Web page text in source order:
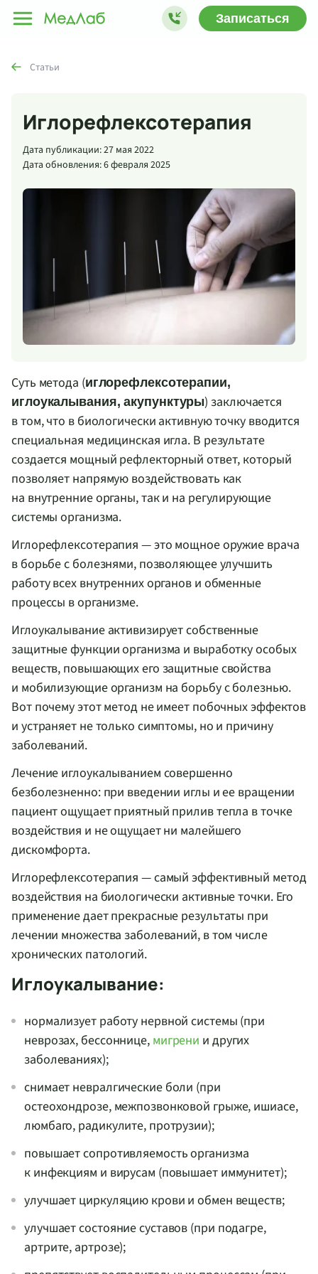
Записаться
Статьи
Иглорефлексотерапия
Дата публикации: 27 мая 2022
Дата обновления: 6 февраля 2025
Суть метода (иглорефлексотерапии,
иглоукалывания, акупунктуры) заключается
в том, что в биологически активную точку вводится
специальная медицинская игла. В результате
создается мощный рефлекторный ответ, который
позволяет напрямую воздействовать как
на внутренние органы, так и на регулирующие
системы организма.
Иглорефлексотерапия — это мощное оружие врача
в борьбе с болезнями, позволяющее улучшить
работу всех внутренних органов и обменные
процессы в организме.
Иглоукалывание активизирует собственные
защитные функции организма и выработку особых
веществ, повышающих его защитные свойства
и мобилизующие организм на борьбу с болезнью.
Вот почему этот метод не имеет побочных эффектов
и устраняет не только симптомы, но и причину
заболеваний.
Лечение иглоукалыванием совершенно
безболезненно: при введении иглы и ее вращении
пациент ощущает приятный прилив тепла в точке
воздействия и не ощущает ни малейшего
дискомфорта.
Иглорефлексотерапия — самый эффективный метод
воздействия на биологически активные точки. Его
применение дает прекрасные результаты при
лечении множества заболеваний, в том числе
хронических патологий.
Иглоукалывание:
нормализует работу нервной системы (при
неврозах, бессоннице, мигрени и других
заболеваниях);
снимает невралгические боли (при
остеохондрозе, межпозвонковой грыже, ишиасе,
люмбаго, радикулите, протрузии);
повышает сопротивляемость организма
к инфекциям и вирусам (повышает иммунитет);
улучшает циркуляцию крови и обмен веществ;
улучшает состояние суставов (при подагре,
артрите, артрозе);